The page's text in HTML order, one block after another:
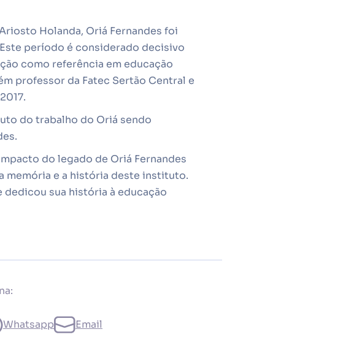
Holanda, Oriá Fernandes foi
período é considerado decisivo
como referência em educação
professor da Fatec Sertão Central e
do trabalho do Oriá sendo
do legado de Oriá Fernandes
memória e a história deste instituto.
dedicou sua história à educação
Whatsapp Email